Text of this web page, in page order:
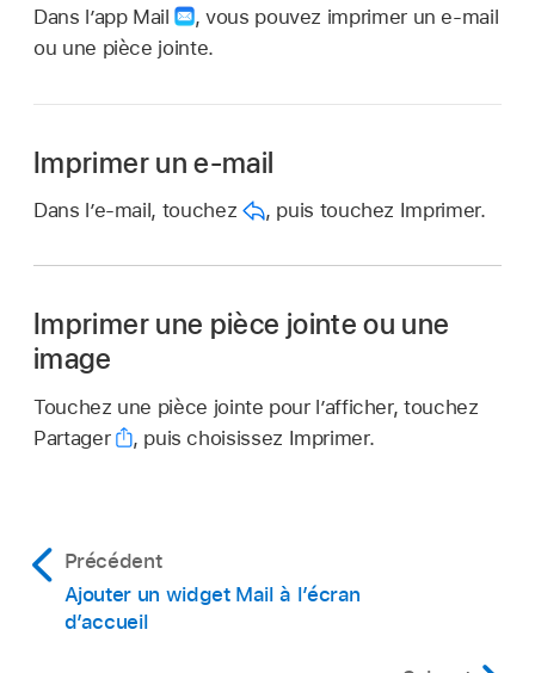
Dans l’app Mail ,vous pouvez imprimer un e-mail
ou une pièce jointe.
Imprimer un e-mail
Dans l’e-mail, touchez , puis touchez Imprimer.
Imprimer une pièce jointe ou une
image
Touchez une pièce jointe pour l’afficher, touchez
Partager
, puis choisissez Imprimer.
Précédent
Ajouter un widget Mail à l’écran
d’accueil